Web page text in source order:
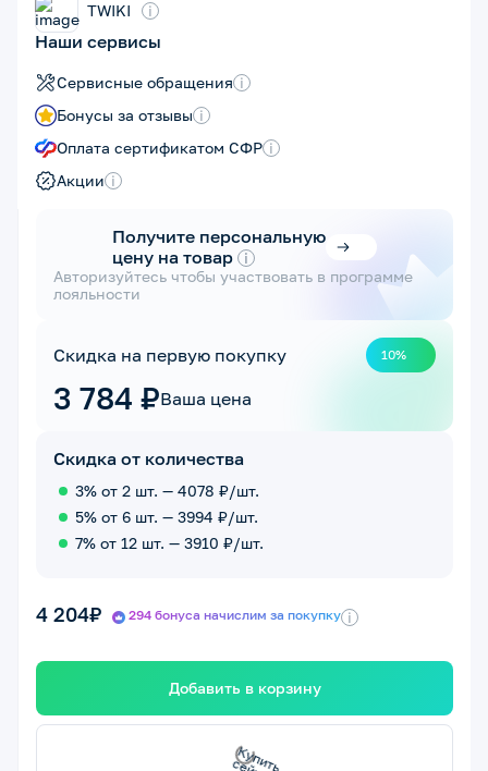
TWIKI i
Наши сервисы
Сервисные обращения i
Бонусы за отзывы i
Оплата сертификатом СФР i
Акции i
Получите персональную
цену на товар i
Авторизуйтесь чтобы участвовать в программе
лояльности
Скидка на первую покупку 10%
3 784 ₽Ваша цена
Скидка от количества
3% от 2 шт. — 4078 ₽/шт.
5% от 6 шт. — 3994 ₽/шт.
7% от 12 шт. — 3910 ₽/шт.
4 204₽ 294 бонуса начислим за покупку i
Добавить в корзину
К
у
п
и
т
ь
с
е
й
ч
а
с